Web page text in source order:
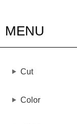
MENU
Cut
Color